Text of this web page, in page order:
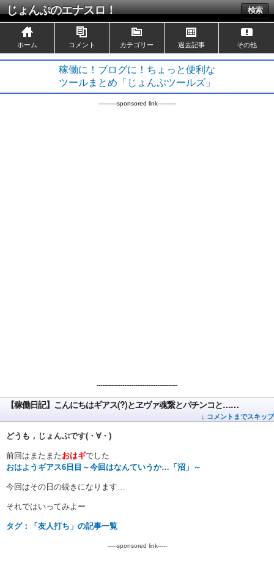
じょんぷのエナスロ！ 検索
ホーム コメント カテゴリー 過去記事 その他
稼働に！ブログに！ちょっと便利な
ツールまとめ「じょんぷツールズ」
----------sponsored link----------
--------------------------------------------
【稼働日記】こんにちはギアス(?)とヱヴァ魂繋とパチンコと……
↓ コメントまでスキップ
どうも，じょんぷです(・∀・)
前回はまたまたおはギでした
おはようギアス6日目～今回はなんていうか…「沼」～
今回はその日の続きになります…
それではいってみよー
タグ：「友人打ち」の記事一覧
-----sponsored link-----